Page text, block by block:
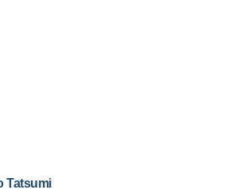
Tatsumi